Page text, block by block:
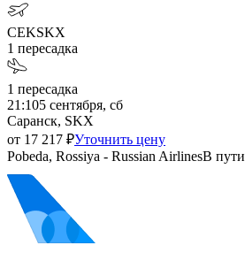
CEKSKX
1 пересадка
1 пересадка
21:105 сентября, сб
Саранск, SKX
от 17 217 ₽Уточнить цену
Pobeda, Rossiya - Russian AirlinesВ пути